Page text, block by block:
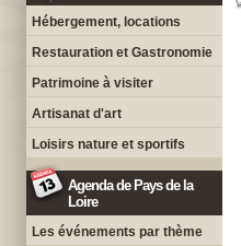
Hébergement, locations
Restauration et Gastronomie
Patrimoine à visiter
Artisanat d'art
Loisirs nature et sportifs
Agenda de Pays de la
Loire
Les événements par thème